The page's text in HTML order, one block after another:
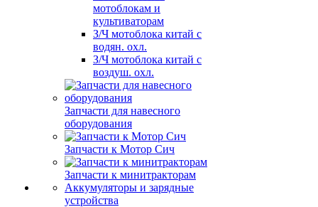
мотоблокам и
культиваторам
З/Ч мотоблока китай с
водян. охл.
З/Ч мотоблока китай с
воздуш. охл.
Запчасти для навесного
оборудования
Запчасти к Мотор Сич
Запчасти к минитракторам
Аккумуляторы и зарядные
устройства